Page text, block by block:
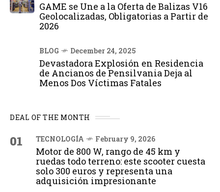
GAME se Une a la Oferta de Balizas V16
Geolocalizadas, Obligatorias a Partir de
2026
BLOG December 24, 2025
Devastadora Explosión en Residencia
de Ancianos de Pensilvania Deja al
Menos Dos Víctimas Fatales
DEAL OF THE MONTH
01 TECNOLOGÍA February 9, 2026
Motor de 800 W, rango de 45 km y
ruedas todo terreno: este scooter cuesta
solo 300 euros y representa una
adquisición impresionante